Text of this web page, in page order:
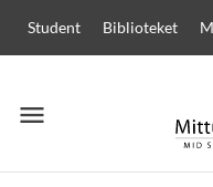
Student Biblioteket
menu
Meny